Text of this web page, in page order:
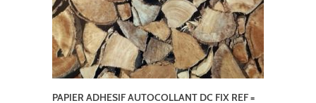
PAPIER ADHESIF AUTOCOLLANT DC FIX REF =